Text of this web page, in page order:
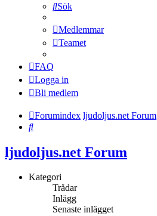
Sök
Medlemmar
Teamet
FAQ
Logga in
Bli medlem
Forumindex ljudoljus.net Forum
Sök
ljudoljus.net Forum
Kategori
Trådar
Inlägg
Senaste inlägget